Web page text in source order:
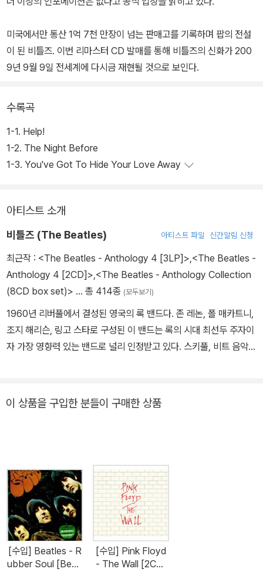
미국에서만 통산 1억 7천 만장이 넘는 판매고를 기록하며 팝의 전설
이 된 비틀즈. 이번 리마스터 CD 발매를 통해 비틀즈의 신화가 200
9년 9월 9일 전세계에 다시금 재현될 것으로 보인다.
수록곡
1-1. Help!
1-2. The Night Before
1-3. You've Got To Hide Your Love Away
아티스트 소개
비틀즈 (The Beatles) 아티스트 파일 신간알림 신청
최근작 : <The Beatles - Anthology 4 [3LP]>,<The Beatles -
Anthology 4 [2CD]>,<The Beatles - Anthology Collection
(8CD box set)> … 총 414종 (모두보기)
1960년 리버풀에서 결성된 영국의 록 밴드다. 존 레논, 폴 매카트니,
조지 해리슨, 링고 스타로 구성된 이 밴드는 록의 시대 최선두 주자이
자 가장 영향력 있는 밴드로 널리 인정받고 있다. 스키풀, 비트 음악과
일을 실험했고, 종종 혁명적인 방식으로 클래식적인 요소와 관습에서
게 성장하면서, 이들은 1960년대 반문화가 내세운 사상의 결정체적
존재로 간주되었다. 또 비틀즈의 명곡 'yesterday'는 세상에서 가장
훌륭한 팝송으로 선정되기도 했다. 비틀즈는 전 세계에서 6억 장 이
상의 음반 판매고를 올린 것으로 집계되어 역사상 가장 많은 음반을
판 음악인으로 기록되었다. 그 누구도 비틀즈의 영국 1위 음반 개수와
싱글의 판매고를 앞지르지 못했다. 또 미국레코드협회RIAA에 따르
면 비틀즈는 1억 7,800만 장의 음반 판매 인증을 받아 미국에서 가장
이 상품을 구입한 분들이 구매한 상품
[수입] Beatles - R
ubber Soul [Beatl
[수입] Pink Floyd
- The Wall [2CD]